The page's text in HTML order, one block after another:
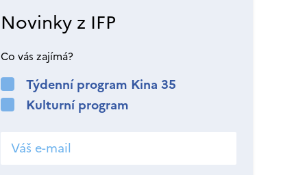
Novinky z IFP
Co vás zajímá?
Týdenní program Kina 35
Kulturní program